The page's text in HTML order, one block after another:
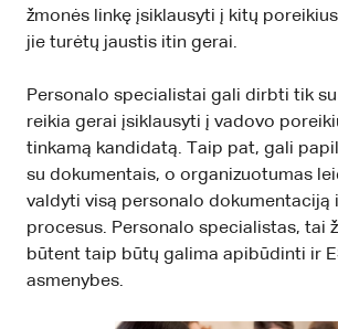
žmonės linkę įsiklausyti į kitų
jie turėtų jaustis itin gerai.
Personalo specialistai gali dirbti tik
reikia gerai įsiklausyti į vadovo
tinkamą kandidatą. Taip pat, gali
su dokumentais, o organizuotumas
valdyti visą personalo dokumentaciją
procesus. Personalo specialistas, tai
būtent taip būtų galima apibūdinti ir
asmenybes.